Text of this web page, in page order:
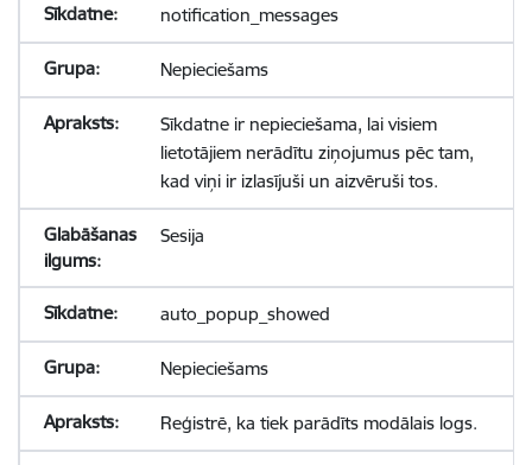
notification_messages
Nepieciešams
Sīkdatne ir nepieciešama, lai visiem
lietotājiem nerādītu ziņojumus pēc tam,
kad viņi ir izlasījuši un aizvēruši tos.
Sesija
auto_popup_showed
Nepieciešams
Reģistrē, ka tiek parādīts modālais logs.